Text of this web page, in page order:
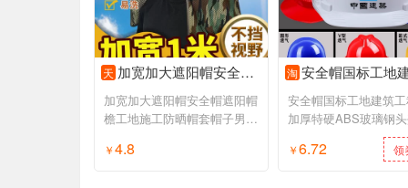
天 加宽加大遮阳帽安全帽遮阳帽檐工地施工防晒帽套帽子男夏季太阳帽
加宽加大遮阳帽安全帽遮阳帽
檐工地施工防晒帽套帽子男夏
￥4.8
淘 安全帽国标工地建筑工程施工加厚特硬ABS玻璃钢头盔领
安全帽国标工地建筑
加厚特硬ABS玻璃钢
￥6.72 领